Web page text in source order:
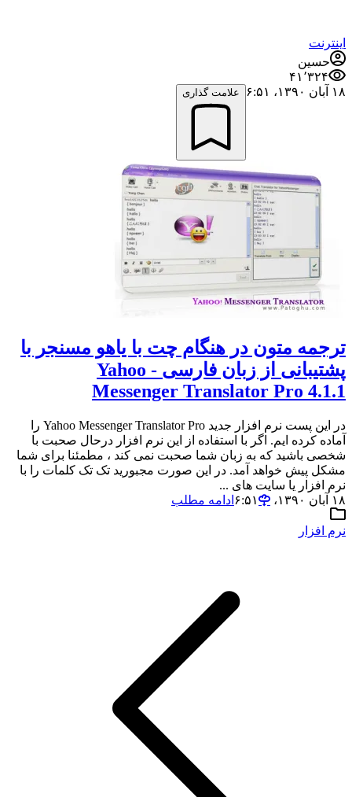
اینترنت
حسین
۴۱٬۳۲۴
۱۸ آبان ۱۳۹۰،‏ ۶:۵۱
علامت گذاری
ترجمه متون در هنگام چت با یاهو مسنجر با
پشتیبانی از زبان فارسی - Yahoo
Messenger Translator Pro 4.1.1
در این پست نرم افزار جدید Yahoo Messenger Translator Pro را
آماده کرده ایم. اگر با استفاده از این نرم افزار درحال صحبت با
شخصی باشید که به زبان شما صحبت نمی کند ، مطمئنا برای شما
مشکل پیش خواهد آمد. در این صورت مجبورید تک تک کلمات را با
نرم افزار یا سایت های ...
۱۸ آبان ۱۳۹۰،‏ ۶:۵۱
ادامه مطلب
نرم افزار